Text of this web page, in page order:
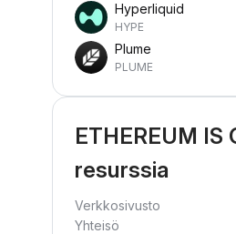
Hyperliquid
HYPE
Plume
PLUME
ETHEREUM IS
resurssia
Verkkosivusto
Yhteisö